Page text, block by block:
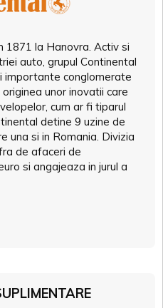
la Hanovra. Activ si
auto, grupul Continental
importante conglomerate
unor inovatii care
cum ar fi tiparul
detine 9 uzine de
una si in Romania. Divizia
de afaceri de
si angajeaza in jurul a